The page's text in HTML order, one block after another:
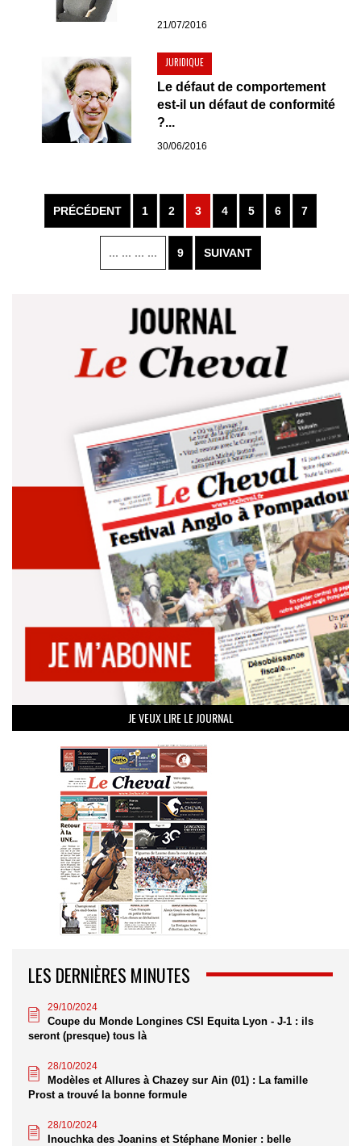
21/07/2016
JURIDIQUE
Le défaut de comportement
est-il un défaut de conformité
?...
30/06/2016
PRÉCÉDENT 1 2 3 4 5 6 7
... ... ... ... 9 SUIVANT
JE VEUX LIRE LE JOURNAL
LES DERNIÈRES MINUTES
29/10/2024
Coupe du Monde Longines CSI Equita Lyon - J-1 : ils
seront (presque) tous là
28/10/2024
Modèles et Allures à Chazey sur Ain (01) : La famille
Prost a trouvé la bonne formule
28/10/2024
Inouchka des Joanins et Stéphane Monier : belle